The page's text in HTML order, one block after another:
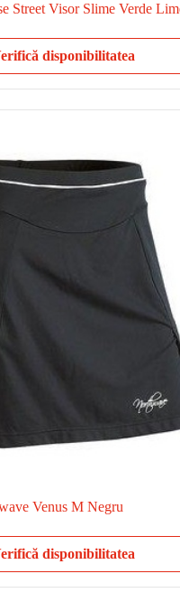
Street Visor Slime Verde
disponibilitatea
Venus M Negru
disponibilitatea